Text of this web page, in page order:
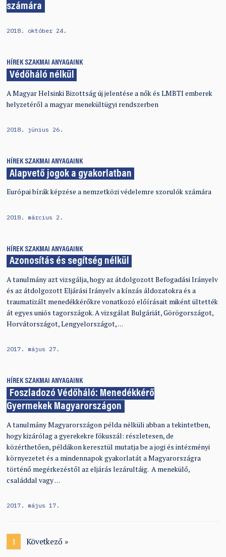
számára
2018. október 24.
HÍREK SZAKMAI ANYAGAINK
Védőháló nélkül
A Magyar Helsinki Bizottság új jelentése a nők és LMBTI emberek
helyzetéről a magyar menekültügyi rendszerben
2018. június 26.
HÍREK SZAKMAI ANYAGAINK
Alapvető jogok a gyakorlatban
Európai bírák képzése a nemzetközi védelemre szorulók számára
2018. március 2.
HÍREK SZAKMAI ANYAGAINK
Azonosítás és segítség nélkül
A tanulmány azt vizsgálja, hogy az átdolgozott Befogadási Irányelv
és az átdolgozott Eljárási Irányelv a kínzás áldozatokra és a
traumatizált menedékkérőkre vonatkozó előírásait miként ültették
át egyes uniós tagországok. A vizsgálat Bulgáriát, Görögországot,
Horvátországot, Lengyelországot, …
2017. május 27.
HÍREK SZAKMAI ANYAGAINK
Foszladozó Védőháló: Menedékkérő
Gyermekek Magyarországon
A tanulmány Magyarországon példa nélküli abban a tekintetben,
hogy kizárólag a gyerekekre fókuszál: részletesen, de
közérthetően, példákon keresztül mutatja be a jogi és intézményi
környezetet és a mindennapok gyakorlatát a Magyarországra
történő megérkezéstől az eljárás lezárultáig. A menekülő,
családdal vagy …
2017. május 17.
1 Következő »